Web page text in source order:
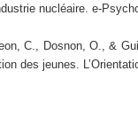
nucléaire. e-
C., Dosnon, O., &
des jeunes.